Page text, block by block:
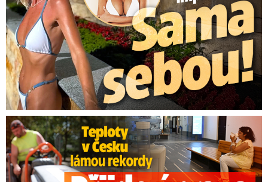
Teploty v Česku lámou rekordy: Přijde úprava pracovní doby?